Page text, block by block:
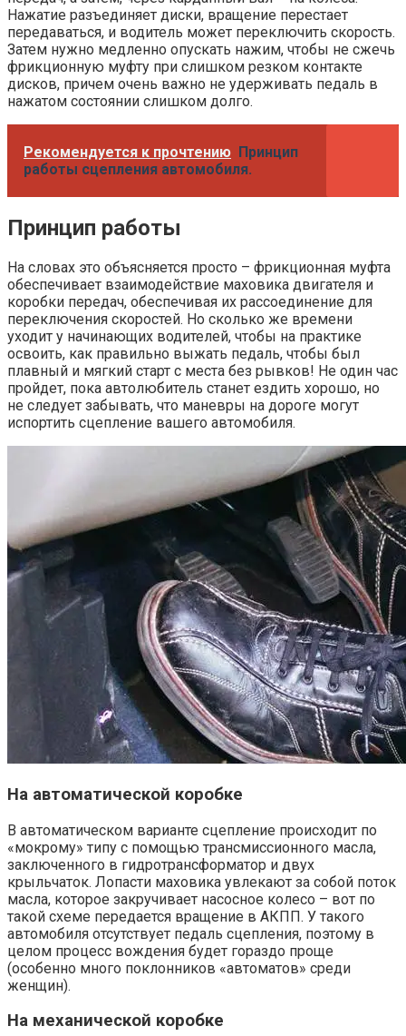
Нажатие разъединяет диски, вращение перестает
передаваться, и водитель может переключить скорость.
Затем нужно медленно опускать нажим, чтобы не сжечь
фрикционную муфту при слишком резком контакте
дисков, причем очень важно не удерживать педаль в
нажатом состоянии слишком долго.
Рекомендуется к прочтению Принцип
работы сцепления автомобиля.
Принцип работы
На словах это объясняется просто – фрикционная муфта
обеспечивает взаимодействие маховика двигателя и
коробки передач, обеспечивая их рассоединение для
переключения скоростей. Но сколько же времени
уходит у начинающих водителей, чтобы на практике
освоить, как правильно выжать педаль, чтобы был
плавный и мягкий старт с места без рывков! Не один час
пройдет, пока автолюбитель станет ездить хорошо, но
не следует забывать, что маневры на дороге могут
испортить сцепление вашего автомобиля.
На автоматической коробке
В автоматическом варианте сцепление происходит по
«мокрому» типу с помощью трансмиссионного масла,
заключенного в гидротрансформатор и двух
крыльчаток. Лопасти маховика увлекают за собой поток
масла, которое закручивает насосное колесо – вот по
такой схеме передается вращение в АКПП. У такого
автомобиля отсутствует педаль сцепления, поэтому в
целом процесс вождения будет гораздо проще
(особенно много поклонников «автоматов» среди
женщин).
На механической коробке­